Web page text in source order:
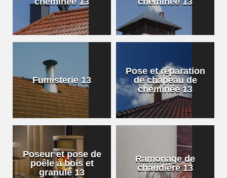
Fumisterie 13
Pose et réparation
de chapeau de
cheminée 13
Poseur et pose de
poêle à bois et
granulé 13
Ramonage de
chaudière 13